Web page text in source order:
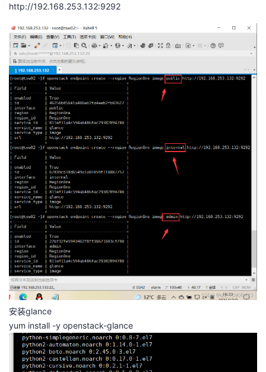
http://192.168.253.132:9292
安装glance
yum install -y openstack-glance